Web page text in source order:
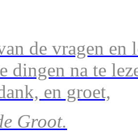
de vragen en
dingen na te
en groet,
Groot.